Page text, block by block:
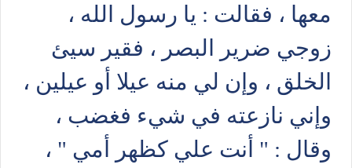
معها ، فقالت : يا رسول الله ،
زوجي ضرير البصر ، فقير سيئ
الخلق ، وإن لي منه عيلا أو عيلين ،
وإني نازعته في شيء فغضب ،
وقال : " أنت علي كظهر أمي " ،